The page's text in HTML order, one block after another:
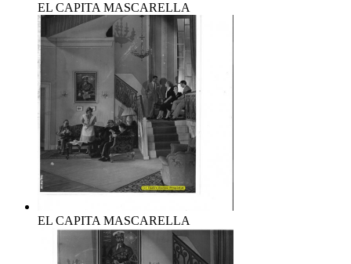
EL CAPITA MASCARELLA
EL CAPITA MASCARELLA